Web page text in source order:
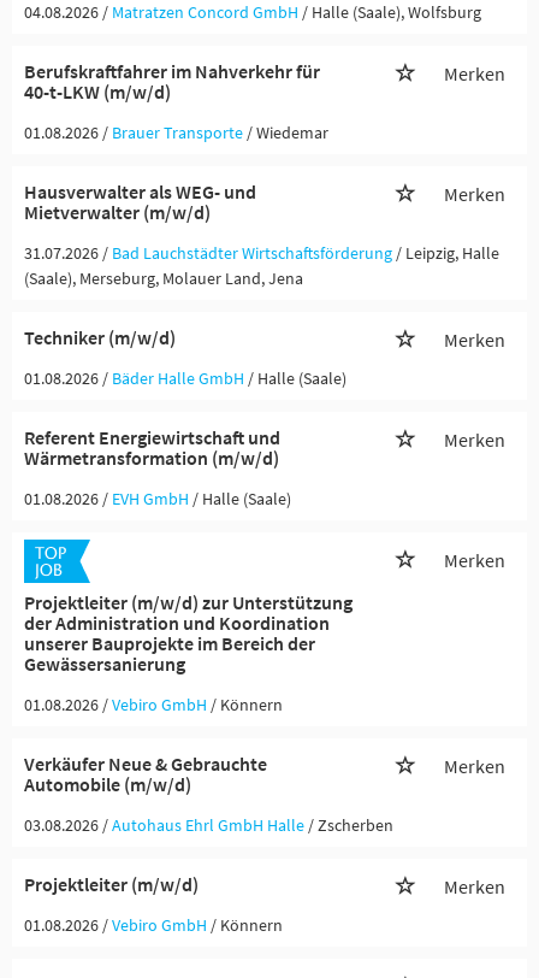
04.08.2026 / Matratzen Concord GmbH / Halle (Saale), Wolfsburg
Berufskraftfahrer im Nahverkehr für
40-t-LKW (m/w/d)
Merken
01.08.2026 / Brauer Transporte / Wiedemar
Hausverwalter als WEG- und
Mietverwalter (m/w/d)
Merken
31.07.2026 / Bad Lauchstädter Wirtschaftsförderung / Leipzig, Halle
(Saale), Merseburg, Molauer Land, Jena
Techniker (m/w/d) Merken
01.08.2026 / Bäder Halle GmbH / Halle (Saale)
Referent Energiewirtschaft und
Wärmetransformation (m/w/d)
Merken
01.08.2026 / EVH GmbH / Halle (Saale)
Projektleiter (m/w/d) zur Unterstützung
der Administration und Koordination
unserer Bauprojekte im Bereich der
Gewässersanierung
Merken
01.08.2026 /Vebiro GmbH / Könnern
Verkäufer Neue & Gebrauchte
Automobile (m/w/d)
Merken
03.08.2026 /Autohaus Ehrl GmbH Halle / Zscherben
Projektleiter (m/w/d) Merken
01.08.2026 /Vebiro GmbH / Könnern